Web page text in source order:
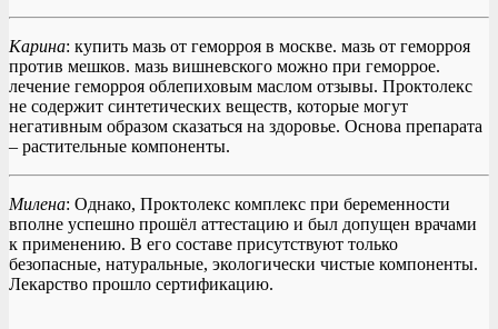
Карина: купить мазь от геморроя в москве. мазь от геморроя
против мешков. мазь вишневского можно при геморрое.
лечение геморроя облепиховым маслом отзывы. Проктолекс
не содержит синтетических веществ, которые могут
негативным образом сказаться на здоровье. Основа препарата
– растительные компоненты.
Милена: Однако, Проктолекс комплекс при беременности
вполне успешно прошёл аттестацию и был допущен врачами
к применению. В его составе присутствуют только
безопасные, натуральные, экологически чистые компоненты.
Лекарство прошло сертификацию.